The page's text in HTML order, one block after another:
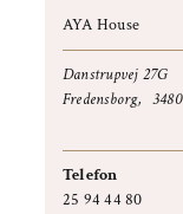
AYA House
Danstrupvej 27G
Fredensborg, 3480
Telefon
25 94 44 80